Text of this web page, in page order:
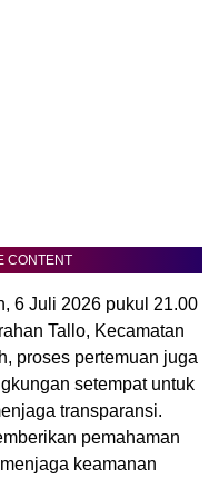
CONTENT
6 Juli 2026 pukul 21.00
Tallo, Kecamatan
proses pertemuan juga
setempat untuk
transparansi.
pemahaman
keamanan